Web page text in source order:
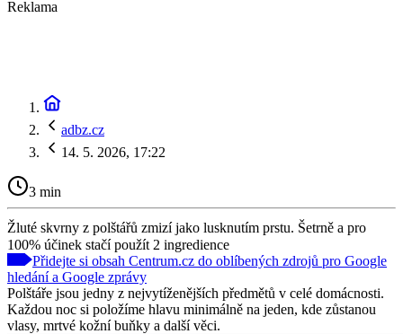
Reklama
adbz.cz
14. 5. 2026, 17:22
3 min
Žluté skvrny z polštářů zmizí jako lusknutím prstu. Šetrně a pro
100% účinek stačí použít 2 ingredience
Přidejte si obsah Centrum.cz do oblíbených zdrojů pro Google
hledání a Google zprávy
Polštáře jsou jedny z nejvytíženějších předmětů v celé domácnosti.
Každou noc si položíme hlavu minimálně na jeden, kde zůstanou
vlasy, mrtvé kožní buňky a další věci.